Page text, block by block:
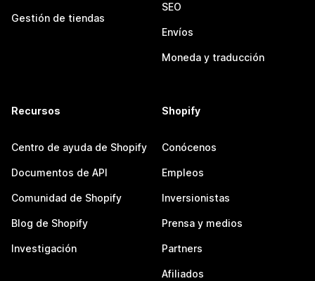
Gestión de tiendas
SEO
Envíos
Moneda y traducción
Recursos
Centro de ayuda de Shopify
Documentos de API
Comunidad de Shopify
Blog de Shopify
Investigación
Shopify
Conócenos
Empleos
Inversionistas
Prensa y medios
Partners
Afiliados